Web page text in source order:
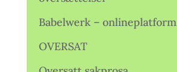
Babelwerk – onlineplatform
OVERSAT